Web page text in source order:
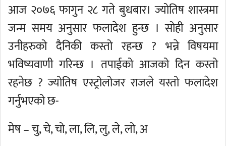
आज २०७६ फागुन २८ गते बुधबार। ज्योतिष शास्त्रमा
जन्म समय अनुसार फलादेश हुन्छ । सोही अनुसार
उनीहरुको दैनिकी कस्तो रहन्छ ? भन्ने विषयमा
भविष्यवाणी गरिन्छ । तपाईको आजको दिन कस्तो
रहनेछ ? ज्योतिष एस्ट्रोलोजर राजले यस्तो फलादेश
गर्नुभएको छ-
मेष – चु, चे, चो, ला, लि, लु, ले, लो, अ